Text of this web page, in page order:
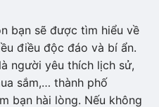
bạn sẽ được tìm hiểu về
điều độc đáo và bí ẩn.
người yêu thích lịch sử,
sắm,… thành phố
bạn hài lòng. Nếu không